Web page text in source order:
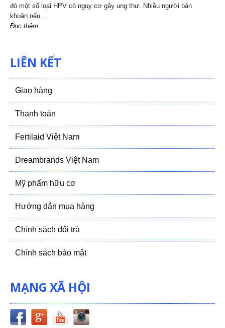
đó một số loại HPV có nguy cơ gây ung thư. Nhiều người băn
khoăn nếu...
Đọc thêm
LIÊN KẾT
Giao hàng
Thanh toán
Fertilaid Việt Nam
Dreambrands Việt Nam
Mỹ phẩm hữu cơ
Hướng dẫn mua hàng
Chính sách đổi trả
Chính sách bảo mật
MẠNG XÃ HỘI